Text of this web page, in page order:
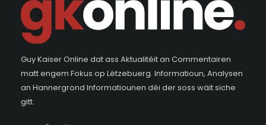
Guy Kaiser Online dat ass Aktualitéit an Commentairen
matt engem Fokus op Lëtzebuerg. Informatioun, Analysen
an Hannergrond Informatiounen déi der soss wäit siche
gitt.